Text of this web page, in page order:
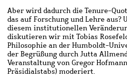
Aber wird dadurch die Tenure-
das auf Forschung und Lehre aus?
diesem institutionellen
diskutieren wir mit Tobias
Philosophie an der Humboldt-
der Begrüßung durch Jutta
Veranstaltung von Gregor
Präsidialstabs) moderiert.